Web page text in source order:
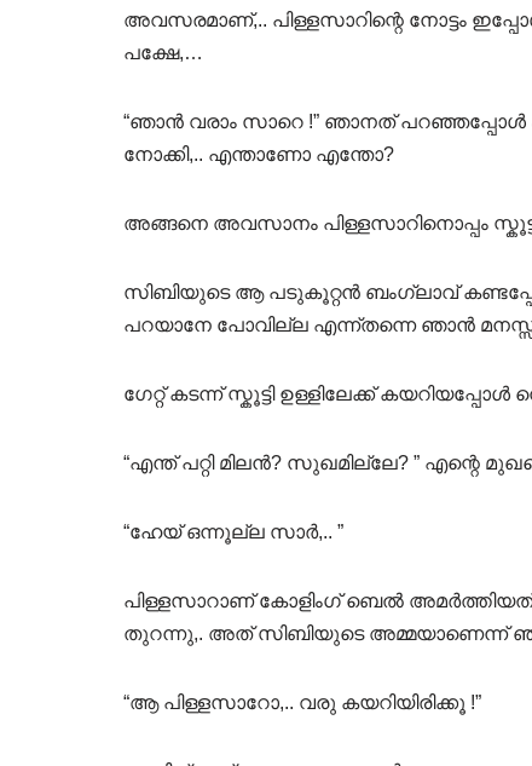
അവസരമാണ്,.. പിള്ളസാറിന്റെ നോട്ടം
പക്ഷേ,…
“ഞാൻ വരാം സാറെ !” ഞാനത് പറഞ്ഞപ്പോൾ
നോക്കി,.. എന്താണോ എന്തോ?
അങ്ങനെ അവസാനം പിള്ളസാറിനൊപ്പം
സിബിയുടെ ആ പടുകൂറ്റൻ ബംഗ്ലാവ്
പറയാനേ പോവില്ല എന്ന്തന്നെ ഞാൻ
ഗേറ്റ് കടന്ന് സ്കൂട്ടി ഉള്ളിലേക്ക്
“എന്ത് പറ്റി മിലൻ? സുഖമില്ലേ? ” എന്റെ
“ഹേയ് ഒന്നൂല്ല സാർ,.. ”
പിള്ളസാറാണ്‌ കോളിംഗ് ബെൽ
തുറന്നു,. അത് സിബിയുടെ അമ്മയാണെന്ന്
“ആ പിള്ളസാറോ,.. വരു കയറിയിരിക്കൂ !”